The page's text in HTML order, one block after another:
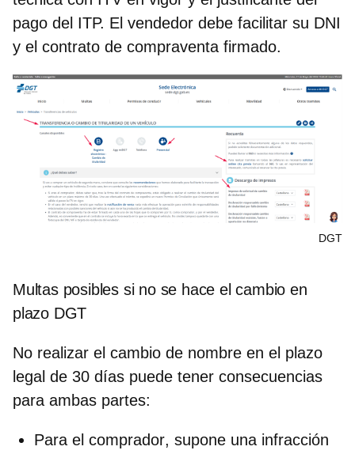
pago del ITP. El vendedor debe facilitar su DNI
y el contrato de compraventa firmado.
DGT
Multas posibles si no se hace el cambio en
plazo DGT
No realizar el cambio de nombre en el plazo
legal de 30 días puede tener consecuencias
para ambas partes:
Para el comprador, supone una infracción